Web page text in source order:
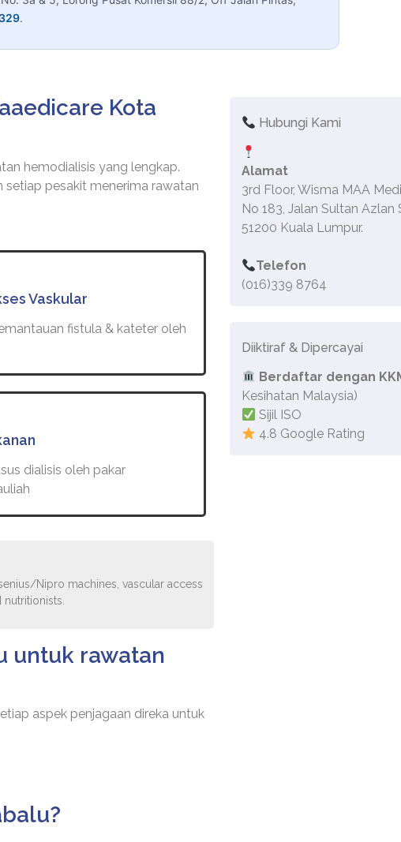
.
Kota
hemodialisis yang lengkap.
pesakit menerima rawatan
Vaskular
fistula & kateter oleh
dialisis oleh pakar
Nipro machines, vascular access
untuk rawatan
aspek penjagaan direka untuk
Hubungi Kami
Alamat
3rd Floor, Wisma MAA
No 183, Jalan Sultan Azlan
51200 Kuala Lumpur.
Telefon
(016)339 8764
Diiktiraf & Dipercayai
Berdaftar dengan
Kesihatan Malaysia)
Sijil ISO
4.8 Google Rating